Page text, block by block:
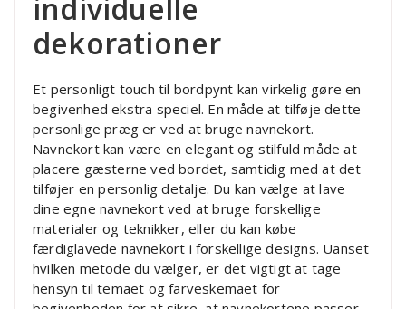
individuelle
dekorationer
Et personligt touch til bordpynt kan virkelig gøre en
begivenhed ekstra speciel. En måde at tilføje dette
personlige præg er ved at bruge navnekort.
Navnekort kan være en elegant og stilfuld måde at
placere gæsterne ved bordet, samtidig med at det
tilføjer en personlig detalje. Du kan vælge at lave
dine egne navnekort ved at bruge forskellige
materialer og teknikker, eller du kan købe
færdiglavede navnekort i forskellige designs. Uanset
hvilken metode du vælger, er det vigtigt at tage
hensyn til temaet og farveskemaet for